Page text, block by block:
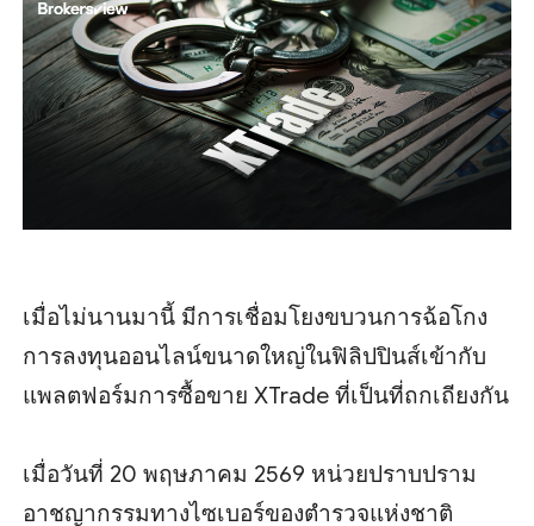
เมื่อไม่นานมานี้ มีการเชื่อมโยงขบวนการฉ้อโกง
การลงทุนออนไลน์ขนาดใหญ่ในฟิลิปปินส์เข้ากับ
แพลตฟอร์มการซื้อขาย XTrade ที่เป็นที่ถกเถียงกัน
เมื่อวันที่ 20 พฤษภาคม 2569 หน่วยปราบปราม
อาชญากรรมทางไซเบอร์ของตำรวจแห่งชาติ